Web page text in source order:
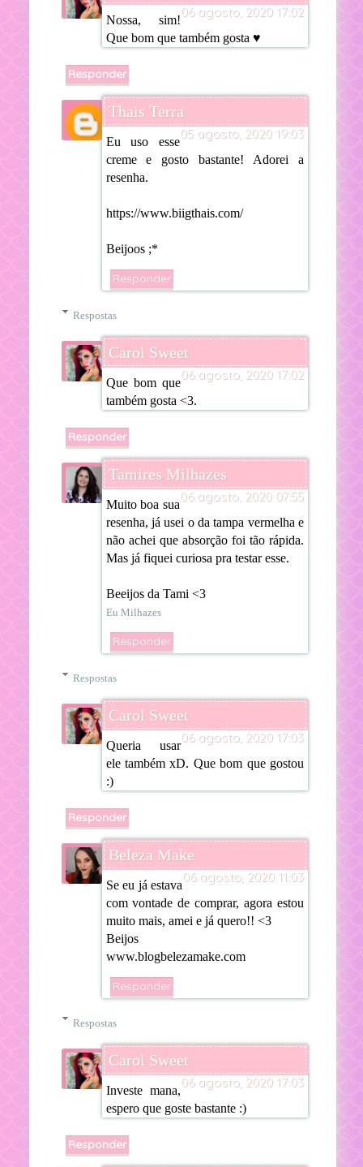
06 agosto, 2020 17:02
Nossa, sim!
Que bom que também gosta ♥
Responder
Thais Terra
05 agosto, 2020 19:03
Eu uso esse
creme e gosto bastante! Adorei a
resenha.
https://www.biigthais.com/
Beijoos ;*
Responder
Respostas
Carol Sweet
06 agosto, 2020 17:02
Que bom que
também gosta <3.
Responder
Tamires Milhazes
06 agosto, 2020 07:55
Muito boa sua
resenha, já usei o da tampa vermelha e
não achei que absorção foi tão rápida.
Mas já fiquei curiosa pra testar esse.
Beeijos da Tami <3
Eu Milhazes
Responder
Respostas
Carol Sweet
06 agosto, 2020 17:03
Queria usar
ele também xD. Que bom que gostou
:)
Responder
Beleza Make
06 agosto, 2020 11:03
Se eu já estava
com vontade de comprar, agora estou
muito mais, amei e já quero!! <3
Beijos
www.blogbelezamake.com
Responder
Respostas
Carol Sweet
06 agosto, 2020 17:03
Investe mana,
espero que goste bastante :)
Responder